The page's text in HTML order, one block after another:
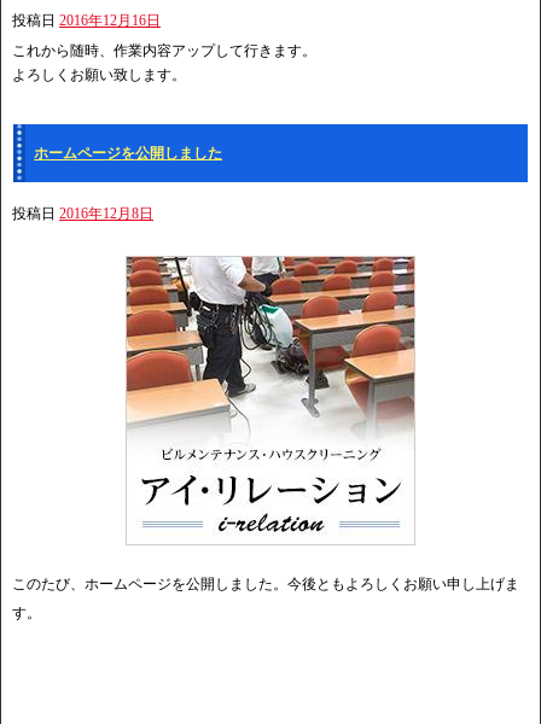
投稿日 2016年12月16日
これから随時、作業内容アップして行きます。
よろしくお願い致します。
ホームページを公開しました
投稿日 2016年12月8日
このたび、ホームページを公開しました。今後ともよろしくお願い申し上げま
す。